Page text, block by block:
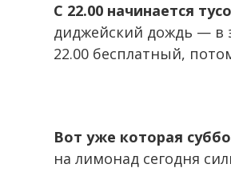
С 22.00 начинается
диджейский дождь — в
22.00 бесплатный,
Вот уже которая
на лимонад сегодня